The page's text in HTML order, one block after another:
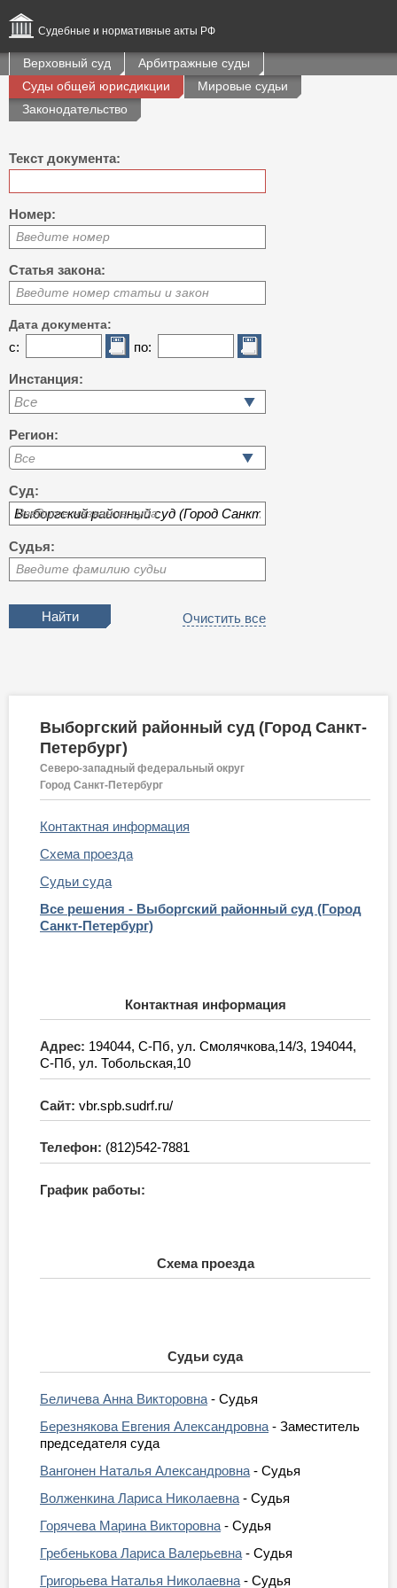
Судебные и нормативные акты РФ
Верховный суд
Арбитражные суды
Суды общей юрисдикции
Мировые судьи
Законодательство
Текст документа:
Номер:
Введите номер
Статья закона:
Введите номер статьи и закон
Дата документа:
с: по:
Инстанция:
Все
Регион:
Суд:
Введите название суда
Судья:
Введите фамилию судьи
Очистить все
Выборгский районный суд (Город Санкт-
Петербург)
Северо-западный федеральный округ
Город Санкт-Петербург
Контактная информация
Схема проезда
Судьи суда
Все решения - Выборгский районный суд (Город
Санкт-Петербург)
Контактная информация
Адрес: 194044, С-Пб, ул. Смолячкова,14/3, 194044,
С-Пб, ул. Тобольская,10
Сайт: vbr.spb.sudrf.ru/
Телефон: (812)542-7881
График работы:
Схема проезда
Судьи суда
Беличева Анна Викторовна - Судья
Березнякова Евгения Александровна - Заместитель
председателя суда
Вангонен Наталья Александровна - Судья
Волженкина Лариса Николаевна - Судья
Горячева Марина Викторовна - Судья
Гребенькова Лариса Валерьевна - Судья
Григорьева Наталья Николаевна - Судья